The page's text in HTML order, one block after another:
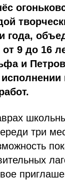
года,
9 до 16
и
три